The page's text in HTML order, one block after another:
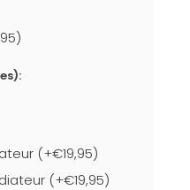
(+€19,95)
(+€19,95)